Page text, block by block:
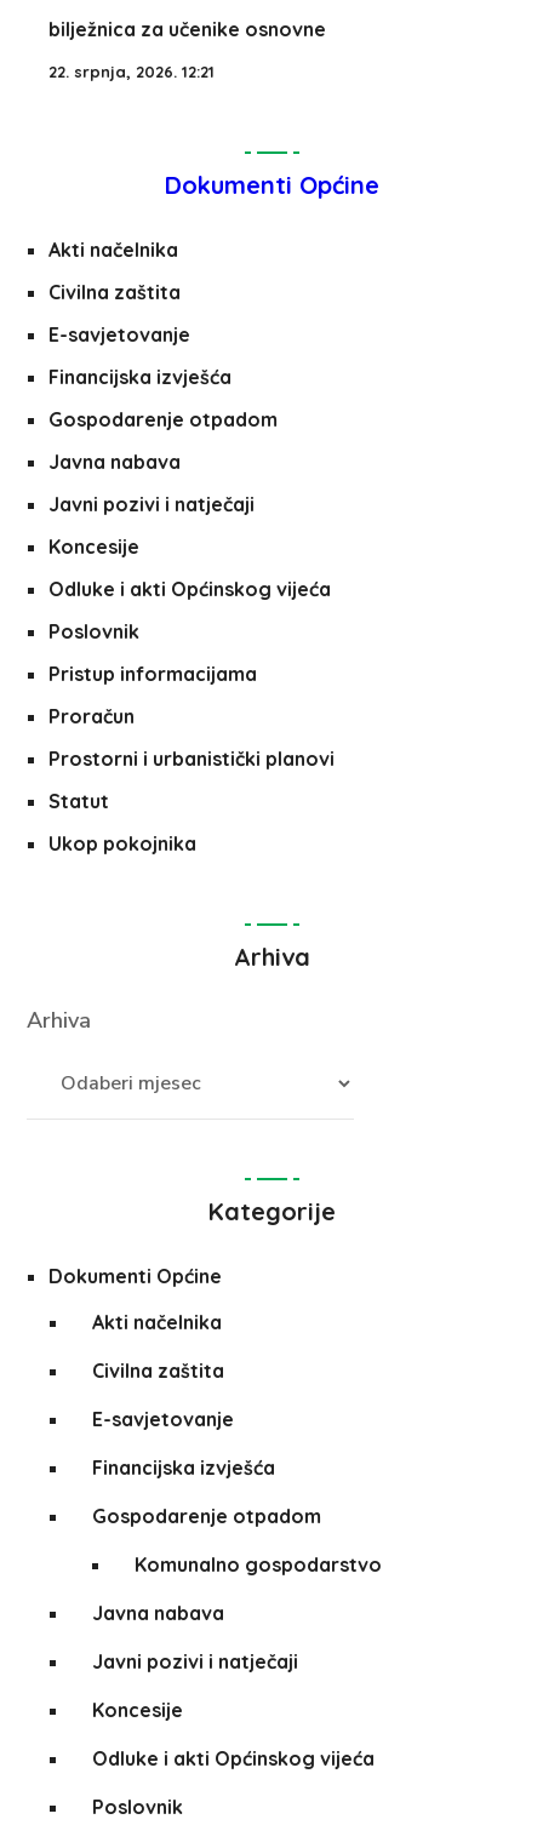
bilježnica za učenike osnovne
22. srpnja, 2026. 12:21
Dokumenti Općine
Akti načelnika
Civilna zaštita
E-savjetovanje
Financijska izvješća
Gospodarenje otpadom
Javna nabava
Javni pozivi i natječaji
Koncesije
Odluke i akti Općinskog vijeća
Poslovnik
Pristup informacijama
Proračun
Prostorni i urbanistički planovi
Statut
Ukop pokojnika
Arhiva
Arhiva
Kategorije
Dokumenti Općine
Akti načelnika
Civilna zaštita
E-savjetovanje
Financijska izvješća
Gospodarenje otpadom
Komunalno gospodarstvo
Javna nabava
Javni pozivi i natječaji
Koncesije
Odluke i akti Općinskog vijeća
Poslovnik